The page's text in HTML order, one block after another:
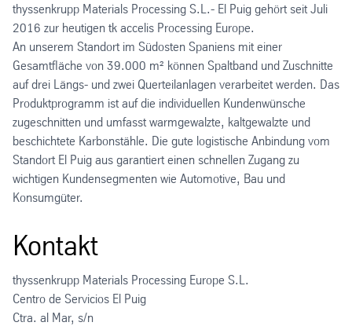
thyssenkrupp Materials Processing S.L.- El Puig gehört seit Juli
2016 zur heutigen tk accelis Processing Europe.
An unserem Standort im Südosten Spaniens mit einer
Gesamtfläche von 39.000 m² können Spaltband und Zuschnitte
auf drei Längs- und zwei Querteilanlagen verarbeitet werden. Das
Produktprogramm ist auf die individuellen Kundenwünsche
zugeschnitten und umfasst warmgewalzte, kaltgewalzte und
beschichtete Karbonstähle. Die gute logistische Anbindung vom
Standort El Puig aus garantiert einen schnellen Zugang zu
wichtigen Kundensegmenten wie Automotive, Bau und
Konsumgüter.
Kontakt
thyssenkrupp Materials Processing Europe S.L.
Centro de Servicios El Puig
Ctra. al Mar, s/n